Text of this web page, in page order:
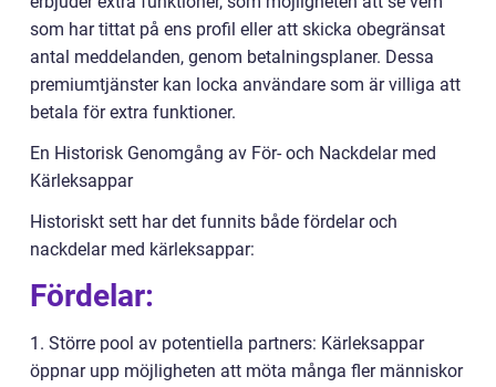
som har tittat på ens profil eller att skicka obegränsat
antal meddelanden, genom betalningsplaner. Dessa
premiumtjänster kan locka användare som är villiga att
betala för extra funktioner.
En Historisk Genomgång av För- och Nackdelar med
Kärleksappar
Historiskt sett har det funnits både fördelar och
nackdelar med kärleksappar:
Fördelar:
1. Större pool av potentiella partners: Kärleksappar
öppnar upp möjligheten att möta många fler människor